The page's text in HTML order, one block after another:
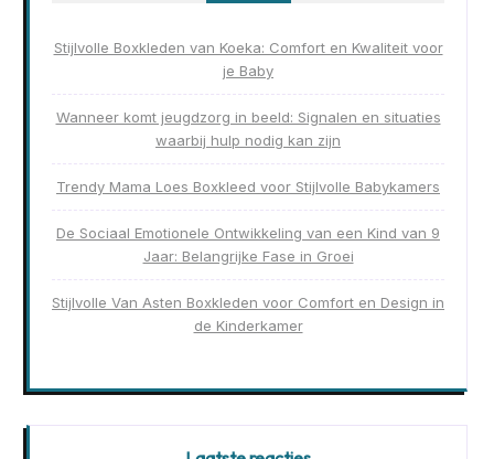
Stijlvolle Boxkleden van Koeka: Comfort en Kwaliteit voor
je Baby
Wanneer komt jeugdzorg in beeld: Signalen en situaties
waarbij hulp nodig kan zijn
Trendy Mama Loes Boxkleed voor Stijlvolle Babykamers
De Sociaal Emotionele Ontwikkeling van een Kind van 9
Jaar: Belangrijke Fase in Groei
Stijlvolle Van Asten Boxkleden voor Comfort en Design in
de Kinderkamer